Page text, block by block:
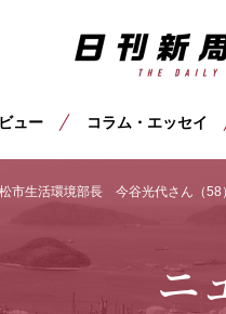
ュー コラム・エッセイ
市生活環境部長 今谷光代さん（58）
ニ